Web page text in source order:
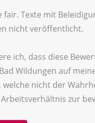
fair. Texte mit
nicht veröffentlicht.
ich, dass diese
Wildungen auf
nicht der
zur